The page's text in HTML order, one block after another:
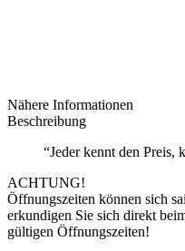
Nähere Informationen
Beschreibung
“Jeder kennt den Preis,
ACHTUNG!
Öffnungszeiten können sich
erkundigen Sie sich direkt
gültigen Öffnungszeiten!